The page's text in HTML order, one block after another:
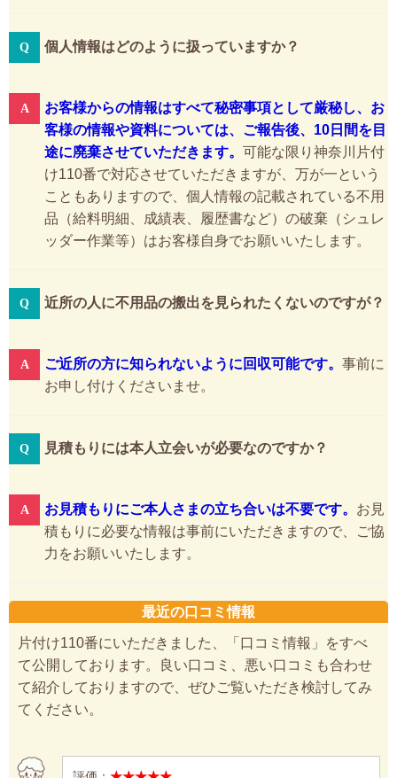
個人情報はどのように扱っていますか？
お客様からの情報はすべて秘密事項として厳秘し、お
客様の情報や資料については、ご報告後、10日間を目
途に廃棄させていただきます。 可能な限り神奈川片付
け110番で対応させていただきますが、万が一という
こともありますので、個人情報の記載されている不用
品（給料明細、成績表、履歴書など）の破棄（シュレ
ッダー作業等）はお客様自身でお願いいたします。
近所の人に不用品の搬出を見られたくないのですが？
ご近所の方に知られないように回収可能です。 事前に
お申し付けくださいませ。
見積もりには本人立会いが必要なのですか？
お見積もりにご本人さまの立ち合いは不要です。 お見
積もりに必要な情報は事前にいただきますので、ご協
力をお願いいたします。
最近の口コミ情報
片付け110番にいただきました、「口コミ情報」をすべ
て公開しております。良い口コミ、悪い口コミも合わせ
て紹介しておりますので、ぜひご覧いただき検討してみ
てください。